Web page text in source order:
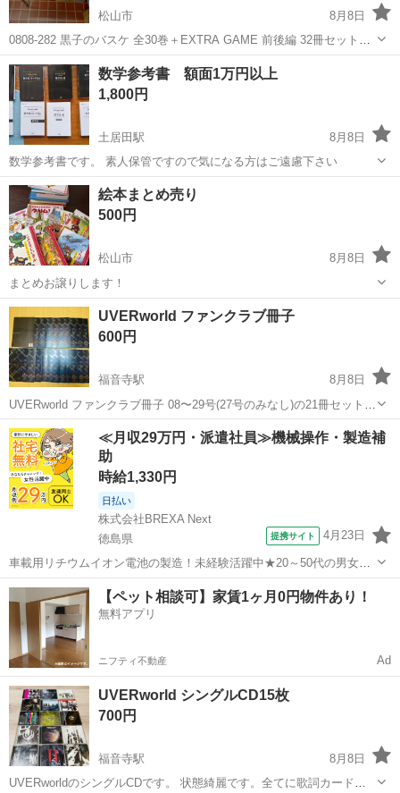
松山市
8月8日
0808-282 黒子のバスケ 全30巻＋EXTRA GAME 前後編 32冊セット
【状態】 ・使用に伴う多少のスレ、キズ、落としきれない汚れなどご
ざいます ・詳細は現地でご確認ください ・お値引きは出来か...
愛媛 松山市 マンガ、コミック、アニメ
数学参考書 額面1万円以上
1,800円
土居田駅
8月8日
数学参考書です。 素人保管ですので気になる方はご遠慮下さい
愛媛 松山市 土居田駅 文芸
絵本まとめ売り
500円
松山市
8月8日
まとめお譲りします！
愛媛 松山市
UVERworld ファンクラブ冊子
600円
福音寺駅
8月8日
UVERworld ファンクラブ冊子 08〜29号(27号のみなし)の21冊セットで
す。 断捨離中です。 よろしくお願いします。
愛媛 松山市 福音寺駅 その他 UVERworld
≪月収29万円・派遣社員≫機械操作・製造補
助
時給1,330円
日払い
株式会社BREXA Next
徳島県
提携サイト 4月23日
車載用リチウムイオン電池の製造！未経験活躍中★20～50代の男女活
躍中！寮費無料★備品付き1R寮完備！自宅からマイカー通勤OK！無料
駐車場完備◎正社員登用制度あり！《徳島県板野郡松茂町》 人気の工
場のお仕事 ◇車載用リチウ...
徳島 その他
【ペット相談可】家賃1ヶ月0円物件あり！
無料アプリ
ニフティ不動産 Ad
UVERworld シングルCD15枚
700円
福音寺駅
8月8日
UVERworldのシングルCDです。 状態綺麗です。全てに歌詞カード等